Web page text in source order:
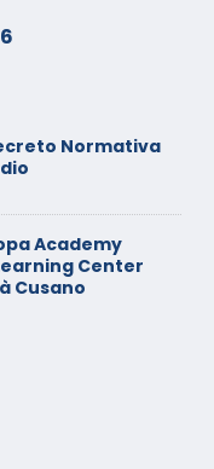
Normativa
Academy
Center
Cusano
Corsi